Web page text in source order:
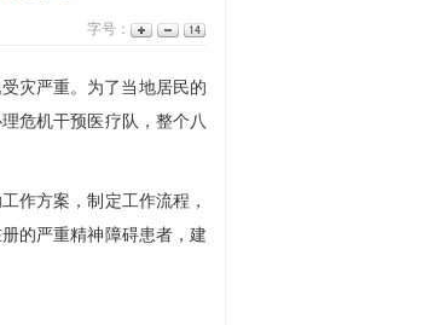
字号：
灾严重。为了当地居民的
危机干预医疗队，整个八
作方案，制定工作流程，
的严重精神障碍患者，建